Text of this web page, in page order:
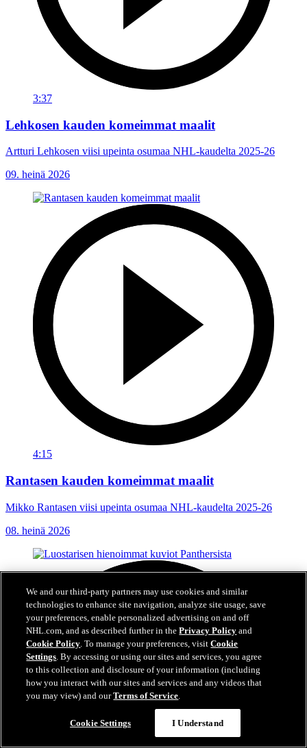
3:37
Lehkosen kauden komeimmat maalit
Artturi Lehkosen viisi upeinta osumaa NHL-kaudelta 2025-26
09. heinä 2026
4:15
Rantasen kauden komeimmat maalit
Mikko Rantasen viisi upeinta osumaa NHL-kaudelta 2025-26
08. heinä 2026
We and our third-party partners may use cookies and similar
technologies to enhance site navigation, analyze site usage, save
your preferences, enable personalized advertising on and off
NHL.com, and as described further in thePrivacy Policy and
Cookie Policy. To manage your preferences, visitCookie
Settings. By accessing or using our sites and services, you agree
to this collection and disclosure of your information (including
how you interact with our sites and services and any videos that
you may view) and ourTerms of Service.
Cookie Settings I Understand